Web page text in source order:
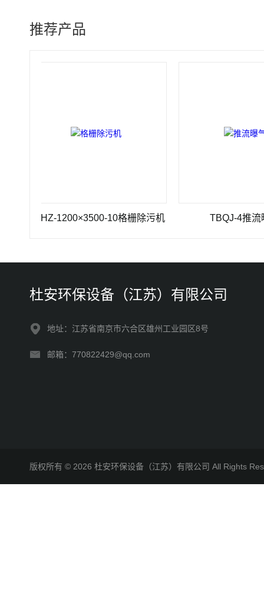
推荐产品
1200×3500-10格栅除污机 TBQJ-4推流曝气机
杜安环保设备（江苏）有限公司
地址：江苏省南京市六合区雄州工业园区8号
邮箱：770822429@qq.com
版权所有 © 2026 杜安环保设备（江苏）有限公司 All Rights